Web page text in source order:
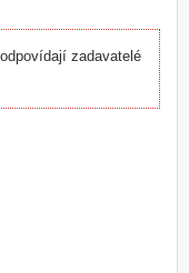
zadavatelé